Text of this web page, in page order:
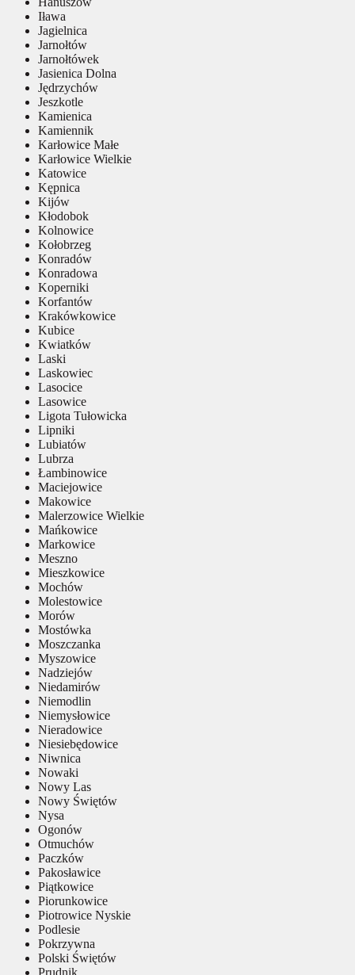
Iława
Jagielnica
Jarnołtów
Jarnołtówek
Jasienica Dolna
Jędrzychów
Jeszkotle
Kamienica
Kamiennik
Karłowice Małe
Karłowice Wielkie
Katowice
Kępnica
Kijów
Kłodobok
Kolnowice
Kołobrzeg
Konradów
Konradowa
Koperniki
Korfantów
Krakówkowice
Kubice
Kwiatków
Laski
Laskowiec
Lasocice
Lasowice
Ligota Tułowicka
Lipniki
Lubiatów
Lubrza
Łambinowice
Maciejowice
Makowice
Malerzowice Wielkie
Mańkowice
Markowice
Meszno
Mieszkowice
Mochów
Molestowice
Morów
Mostówka
Moszczanka
Myszowice
Nadziejów
Niedamirów
Niemodlin
Niemysłowice
Nieradowice
Niesiebędowice
Niwnica
Nowaki
Nowy Las
Nowy Świętów
Nysa
Ogonów
Otmuchów
Paczków
Pakosławice
Piątkowice
Piorunkowice
Piotrowice Nyskie
Podlesie
Pokrzywna
Polski Świętów
Prudnik